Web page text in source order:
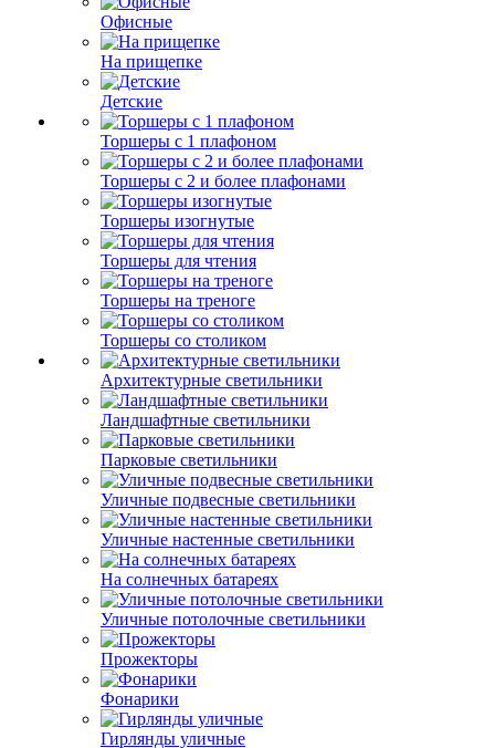
Офисные
На прищепке
Детские
Торшеры с 1 плафоном
Торшеры с 2 и более плафонами
Торшеры изогнутые
Торшеры для чтения
Торшеры на треноге
Торшеры со столиком
Архитектурные светильники
Ландшафтные светильники
Парковые светильники
Уличные подвесные светильники
Уличные настенные светильники
На солнечных батареях
Уличные потолочные светильники
Прожекторы
Фонарики
Гирлянды уличные